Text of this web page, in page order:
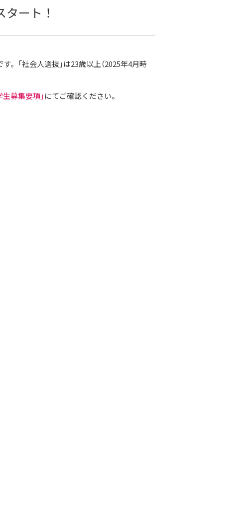
タート！
す。「社会人選抜」は23歳以上（2025年4月時
募集要項」にてご確認ください。